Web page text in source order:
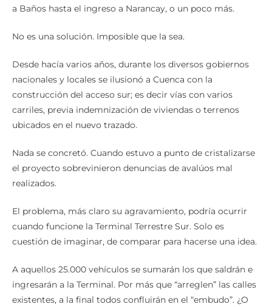
a Baños hasta el ingreso a Narancay, o un poco más.
No es una solución. Imposible que la sea.
Desde hacía varios años, durante los diversos gobiernos
nacionales y locales se ilusionó a Cuenca con la
construcción del acceso sur; es decir vías con varios
carriles, previa indemnización de viviendas o terrenos
ubicados en el nuevo trazado.
Nada se concretó. Cuando estuvo a punto de cristalizarse
el proyecto sobrevinieron denuncias de avalúos mal
realizados.
El problema, más claro su agravamiento, podría ocurrir
cuando funcione la Terminal Terrestre Sur. Solo es
cuestión de imaginar, de comparar para hacerse una idea.
A aquellos 25.000 vehículos se sumarán los que saldrán e
ingresarán a la Terminal. Por más que “arreglen” las calles
existentes, a la final todos confluirán en el “embudo”. ¿O